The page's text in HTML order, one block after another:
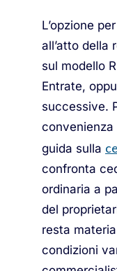
L’opzione
all’atto della
sul modello
Entrate,
successive.
convenienza
guida sulla
confronta
ordinaria a
del
resta
condizioni